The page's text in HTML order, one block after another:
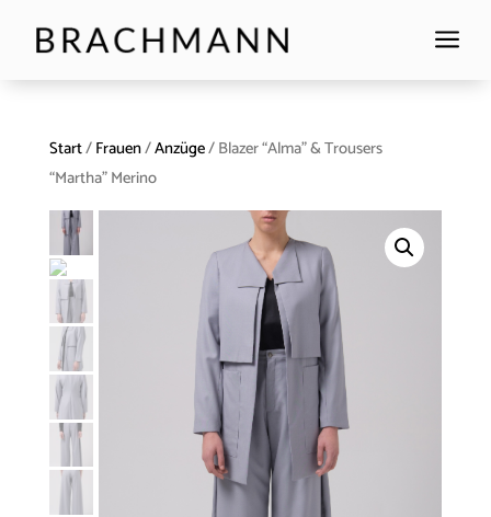
a
Start/Frauen/Anzüge/ Blazer “Alma” & Trousers
“Martha” Merino